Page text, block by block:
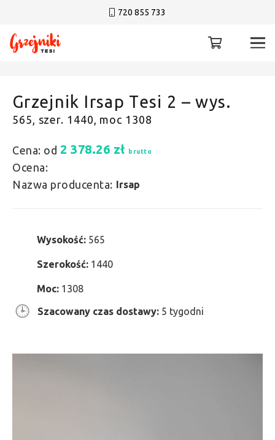
720 855 733
Grzejnik Irsap Tesi 2 – wys.
565, szer. 1440, moc 1308
Cena: od 2 378.26 zł brutto
Ocena:
Nazwa producenta: Irsap
Wysokość: 565
Szerokość: 1440
Moc: 1308
Szacowany czas dostawy: 5 tygodni